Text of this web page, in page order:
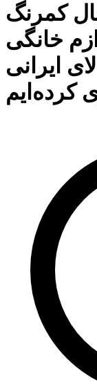
کمرنگ
خانگی
ایرانی
کرده‌ایم